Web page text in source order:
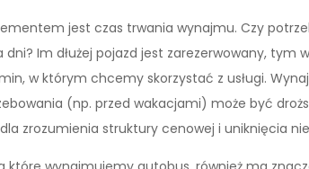
jest czas trwania wynajmu. Czy
dni? Im dłużej pojazd jest zarezerwowany, tym
w którym chcemy skorzystać z usługi.
(np. przed wakacjami) może być
zrozumienia struktury cenowej i uniknięcia